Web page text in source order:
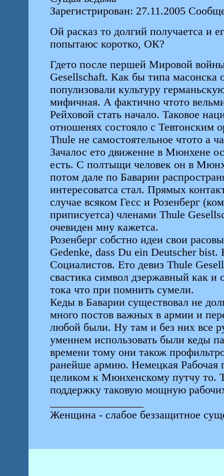
Зарегистрирован: 27.11.2005
Ой расказ то долгий получаетса и
попытаюс коротко, ОК?
Гдето после першей Мировой
Gesellschaft. Как бы типа масонска
популизовали культуру
мифичная. А фактично чтото
Рейховой стать начало. Таковое
отношенях состояло с
Thule не самостоятельное чтото а
Зачалос ето движенне в Мюнхене
есть. С полтыщи человек он в
потом дале по Баварии
интересоватса стал. Прямых
случае всяком Гесс и Розенберг
приписуетса) членами Thule
очевиден мну кажетса.
Розенберг собстно идеи свои
Gedenke, dass Du ein Deutscher
Социалистов. Ето девиз Thule
свастика символ дзержавный как
тока что при помнить сумели.
Кеды в Баварии существовал не
много постов важных в армии и
любой были. Ну там и без них все
уменнем использовать были кеды
времени тому они також
ранейше армию. Немецкая Рабочая
целиком к Мюнхенскому путчу то.
поддержку таковую мощную
Женщина - слабое беззащитное